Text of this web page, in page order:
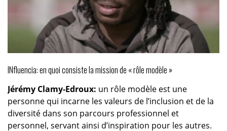
INfluencia: en quoi consiste la mission de « rôle modèle »
Jérémy Clamy-Edroux: un rôle modèle est une
personne qui incarne les valeurs de l’inclusion et de la
diversité dans son parcours professionnel et
personnel, servant ainsi d’inspiration pour les autres.